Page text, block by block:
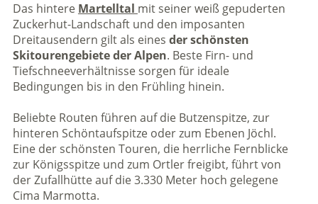
Das hintere Martelltal mit seiner weiß gepuderten
Zuckerhut-Landschaft und den imposanten
Dreitausendern gilt als eines der schönsten
Skitourengebiete der Alpen. Beste Firn- und
Tiefschneeverhältnisse sorgen für ideale
Bedingungen bis in den Frühling hinein.
Beliebte Routen führen auf die Butzenspitze, zur
hinteren Schöntaufspitze oder zum Ebenen Jöchl.
Eine der schönsten Touren, die herrliche Fernblicke
zur Königsspitze und zum Ortler freigibt, führt von
der Zufallhütte auf die 3.330 Meter hoch gelegene
Cima Marmotta.